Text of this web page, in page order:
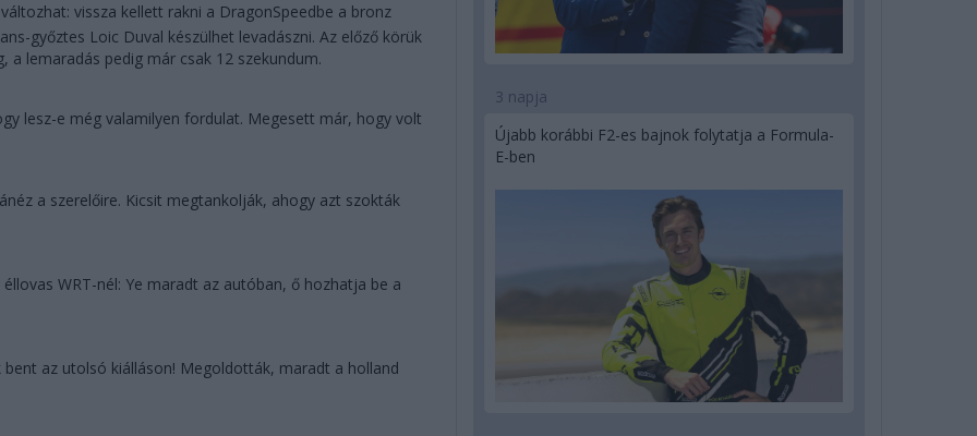
vissza kellett rakni a DragonSpeedbe a bronz
győztes Loic Duval készülhet levadászni. Az előző körük
lemaradás pedig már csak 12 szekundum.
lesz-e még valamilyen fordulat. Megesett már, hogy volt
a szerelőire. Kicsit megtankolják, ahogy azt szokták
WRT-nél: Ye maradt az autóban, ő hozhatja be a
az utolsó kiálláson! Megoldották, maradt a holland
3 napja
Újabb korábbi F2-es bajnok folytatja a Formula-
E-ben